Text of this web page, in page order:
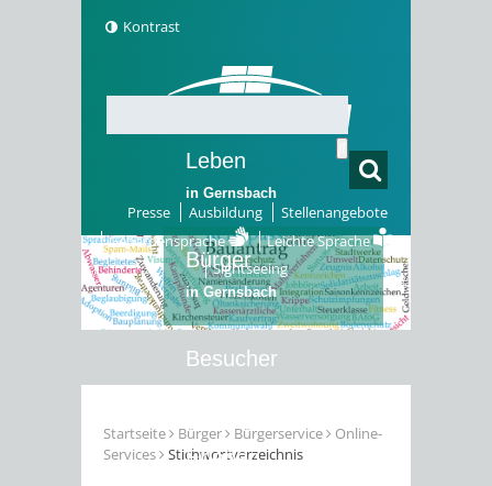
Kontrast
Presse Ausbildung
Stellenangebote
Gebärdensprache
Leichte Sprache
Sightseeing
Leben
in Gernsbach
Bürger
in Gernsbach
Besucher
Erleben
Startseite Bürger Bürgerservice
Online-
Services
Stichwortverzeichnis